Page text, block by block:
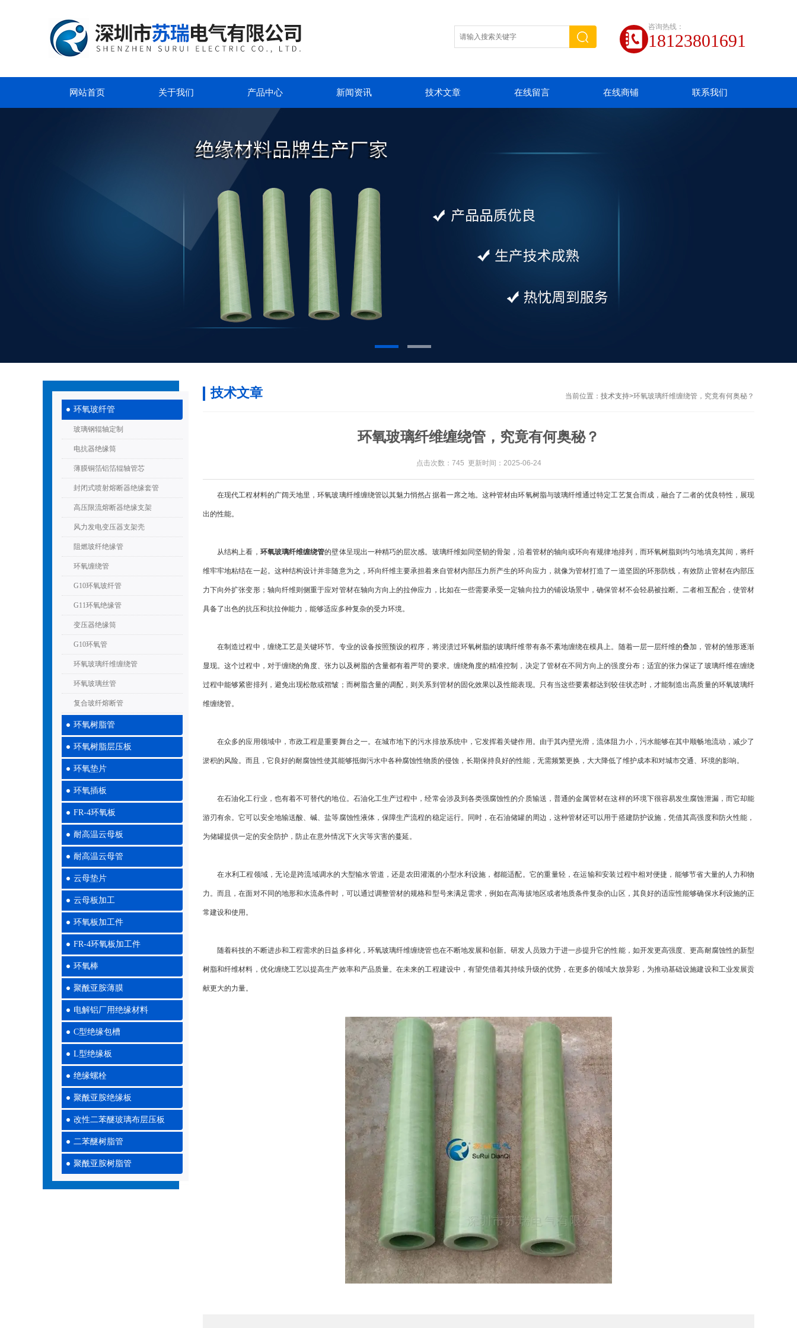
咨询热线：
18123801691
网站首页 关于我们 产品中心 新闻资讯 技术文章 在线留言 在线商铺 联系我们
环氧玻纤管
玻璃钢辊轴定制
电抗器绝缘筒
薄膜铜箔铝箔辊轴管芯
封闭式喷射熔断器绝缘套管
高压限流熔断器绝缘支架
风力发电变压器支架壳
阻燃玻纤绝缘管
环氧缠绕管
G10环氧玻纤管
G11环氧绝缘管
变压器绝缘筒
G10环氧管
环氧玻璃纤维缠绕管
环氧玻璃丝管
复合玻纤熔断管
环氧树脂管
环氧树脂层压板
环氧垫片
环氧插板
FR-4环氧板
耐高温云母板
耐高温云母管
云母垫片
云母板加工
环氧板加工件
FR-4环氧板加工件
环氧棒
聚酰亚胺薄膜
电解铝厂用绝缘材料
C型绝缘包槽
L型绝缘板
绝缘螺栓
聚酰亚胺绝缘板
改性二苯醚玻璃布层压板
二苯醚树脂管
聚酰亚胺树脂管
当前位置： 技术支持>环氧玻璃纤维缠绕管，究竟有何奥秘？
技术文章
环氧玻璃纤维缠绕管，究竟有何奥秘？
点击次数：745 更新时间：2025-06-24
在现代工程材料的广阔天地里，环氧玻璃纤维缠绕管以其魅力悄然占据着一席之地。这种管材由环氧树脂与玻璃纤维通过特定工艺复合而成，融合了二者的优良特性，展现
出的性能。
从结构上看， 环氧玻璃纤维缠绕管的壁体呈现出一种精巧的层次感。玻璃纤维如同坚韧的骨架，沿着管材的轴向或环向有规律地排列，而环氧树脂则均匀地填充其间，将纤
维牢牢地粘结在一起。这种结构设计并非随意为之，环向纤维主要承担着来自管材内部压力所产生的环向应力，就像为管材打造了一道坚固的环形防线，有效防止管材在内部压
力下向外扩张变形；轴向纤维则侧重于应对管材在轴向方向上的拉伸应力，比如在一些需要承受一定轴向拉力的铺设场景中，确保管材不会轻易被拉断。二者相互配合，使管材
具备了出色的抗压和抗拉伸能力，能够适应多种复杂的受力环境。
在制造过程中，缠绕工艺是关键环节。专业的设备按照预设的程序，将浸渍过环氧树脂的玻璃纤维带有条不紊地缠绕在模具上。随着一层一层纤维的叠加，管材的雏形逐渐
显现。这个过程中，对于缠绕的角度、张力以及树脂的含量都有着严苛的要求。缠绕角度的精准控制，决定了管材在不同方向上的强度分布；适宜的张力保证了玻璃纤维在缠绕
过程中能够紧密排列，避免出现松散或褶皱；而树脂含量的调配，则关系到管材的固化效果以及性能表现。只有当这些要素都达到较佳状态时，才能制造出高质量的环氧玻璃纤
维缠绕管。
在众多的应用领域中，市政工程是重要舞台之一。在城市地下的污水排放系统中，它发挥着关键作用。由于其内壁光滑，流体阻力小，污水能够在其中顺畅地流动，减少了
淤积的风险。而且，它良好的耐腐蚀性使其能够抵御污水中各种腐蚀性物质的侵蚀，长期保持良好的性能，无需频繁更换，大大降低了维护成本和对城市交通、环境的影响。
在石油化工行业，也有着不可替代的地位。石油化工生产过程中，经常会涉及到各类强腐蚀性的介质输送，普通的金属管材在这样的环境下很容易发生腐蚀泄漏，而它却能
游刃有余。它可以安全地输送酸、碱、盐等腐蚀性液体，保障生产流程的稳定运行。同时，在石油储罐的周边，这种管材还可以用于搭建防护设施，凭借其高强度和防火性能，
为储罐提供一定的安全防护，防止在意外情况下火灾等灾害的蔓延。
在水利工程领域，无论是跨流域调水的大型输水管道，还是农田灌溉的小型水利设施，都能适配。它的重量轻，在运输和安装过程中相对便捷，能够节省大量的人力和物
力。而且，在面对不同的地形和水流条件时，可以通过调整管材的规格和型号来满足需求，例如在高海拔地区或者地质条件复杂的山区，其良好的适应性能够确保水利设施的正
常建设和使用。
随着科技的不断进步和工程需求的日益多样化，环氧玻璃纤维缠绕管也在不断地发展和创新。研发人员致力于进一步提升它的性能，如开发更高强度、更高耐腐蚀性的新型
树脂和纤维材料，优化缠绕工艺以提高生产效率和产品质量。在未来的工程建设中，有望凭借着其持续升级的优势，在更多的领域大放异彩，为推动基础设施建设和工业发展贡
献更大的力量。